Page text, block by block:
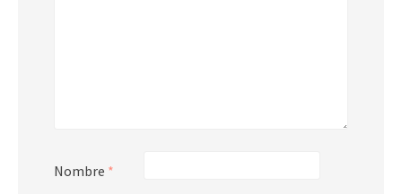
Nombre *